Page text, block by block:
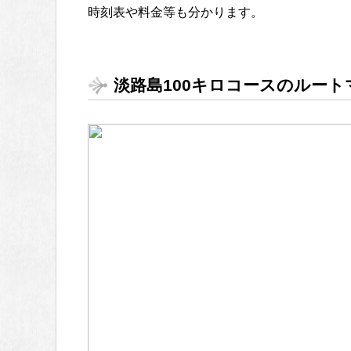
時刻表や料金等も分かります。
淡路島100キロコースのルート